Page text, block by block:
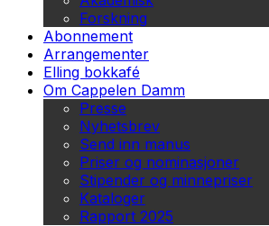
Forskning
Abonnement
Arrangementer
Elling bokkafé
Om Cappelen Damm
Presse
Nyhetsbrev
Send inn manus
Priser og nominasjoner
Stipender og minnepriser
Kataloger
Rapport 2025